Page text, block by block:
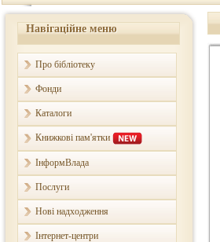
Навігаційне меню
Про бібліотеку
Фонди
Каталоги
Книжкові пам'ятки
ІнформВлада
Послуги
Нові надходження
Інтернет-центри